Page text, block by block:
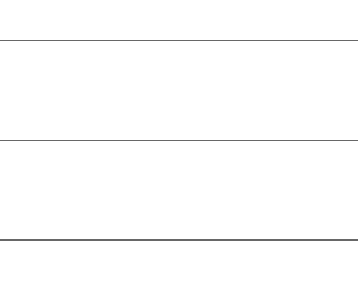
wir eine sehr detaillierte und fundierte
Besuch bestellen. Rufen Sie uns